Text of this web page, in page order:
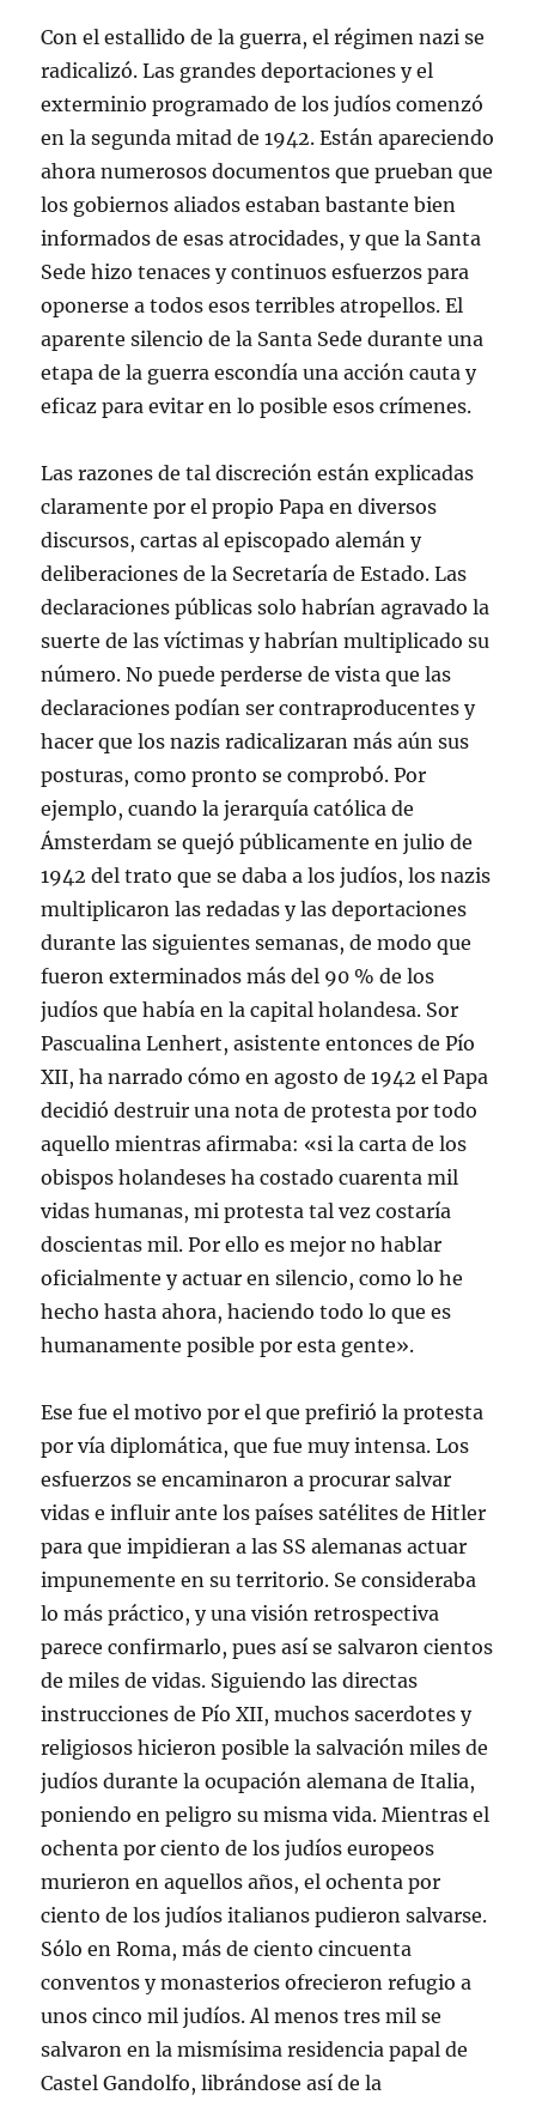
Con el estallido de la guerra, el régimen nazi se
radicalizó. Las grandes deportaciones y el
exterminio programado de los judíos comenzó
en la segunda mitad de 1942. Están apareciendo
ahora numerosos documentos que prueban que
los gobiernos aliados estaban bastante bien
informados de esas atrocidades, y que la Santa
Sede hizo tenaces y continuos esfuerzos para
oponerse a todos esos terribles atropellos. El
aparente silencio de la Santa Sede durante una
etapa de la guerra escondía una acción cauta y
eficaz para evitar en lo posible esos crímenes.
Las razones de tal discreción están explicadas
claramente por el propio Papa en diversos
discursos, cartas al episcopado alemán y
deliberaciones de la Secretaría de Estado. Las
declaraciones públicas solo habrían agravado la
suerte de las víctimas y habrían multiplicado su
número. No puede perderse de vista que las
declaraciones podían ser contraproducentes y
hacer que los nazis radicalizaran más aún sus
posturas, como pronto se comprobó. Por
ejemplo, cuando la jerarquía católica de
Ámsterdam se quejó públicamente en julio de
1942 del trato que se daba a los judíos, los nazis
multiplicaron las redadas y las deportaciones
durante las siguientes semanas, de modo que
fueron exterminados más del 90 % de los
judíos que había en la capital holandesa. Sor
Pascualina Lenhert, asistente entonces de Pío
XII, ha narrado cómo en agosto de 1942 el Papa
decidió destruir una nota de protesta por todo
aquello mientras afirmaba: «si la carta de los
obispos holandeses ha costado cuarenta mil
vidas humanas, mi protesta tal vez costaría
doscientas mil. Por ello es mejor no hablar
oficialmente y actuar en silencio, como lo he
hecho hasta ahora, haciendo todo lo que es
humanamente posible por esta gente».
Ese fue el motivo por el que prefirió la protesta
por vía diplomática, que fue muy intensa. Los
esfuerzos se encaminaron a procurar salvar
vidas e influir ante los países satélites de Hitler
para que impidieran a las SS alemanas actuar
impunemente en su territorio. Se consideraba
lo más práctico, y una visión retrospectiva
parece confirmarlo, pues así se salvaron cientos
de miles de vidas. Siguiendo las directas
instrucciones de Pío XII, muchos sacerdotes y
religiosos hicieron posible la salvación miles de
judíos durante la ocupación alemana de Italia,
poniendo en peligro su misma vida. Mientras el
ochenta por ciento de los judíos europeos
murieron en aquellos años, el ochenta por
ciento de los judíos italianos pudieron salvarse.
Sólo en Roma, más de ciento cincuenta
conventos y monasterios ofrecieron refugio a
unos cinco mil judíos. Al menos tres mil se
salvaron en la mismísima residencia papal de
Castel Gandolfo, librándose así de la